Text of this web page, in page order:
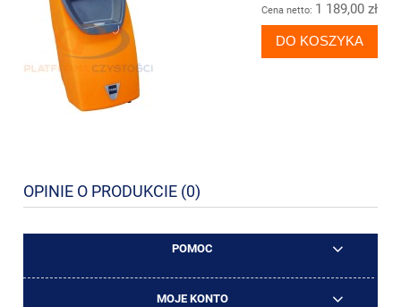
Cena netto: 1 189,00 zł
DO KOSZYKA
OPINIE O PRODUKCIE (0)
POMOC
MOJE KONTO